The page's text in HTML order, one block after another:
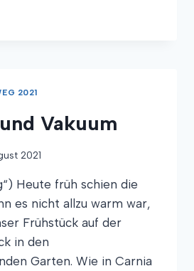
I
2021
Vakuum
2021
Heute früh schien die
es nicht allzu warm war,
Frühstück auf der
in den
Garten. Wie in Carnia